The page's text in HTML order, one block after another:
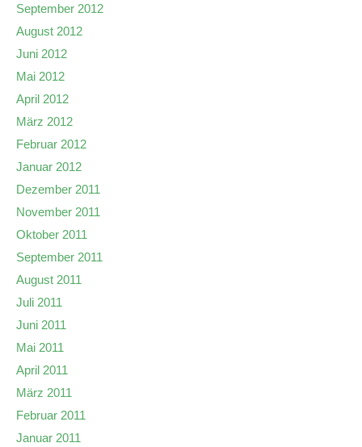
September 2012
August 2012
Juni 2012
Mai 2012
April 2012
März 2012
Februar 2012
Januar 2012
Dezember 2011
November 2011
Oktober 2011
September 2011
August 2011
Juli 2011
Juni 2011
Mai 2011
April 2011
März 2011
Februar 2011
Januar 2011